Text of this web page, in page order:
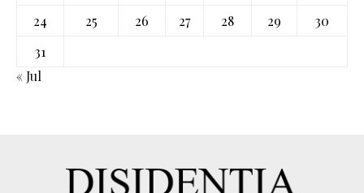
24
25 26 27 28 29
30
31
« Jul